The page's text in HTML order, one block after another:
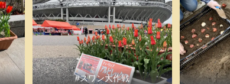
#スワン大作戦